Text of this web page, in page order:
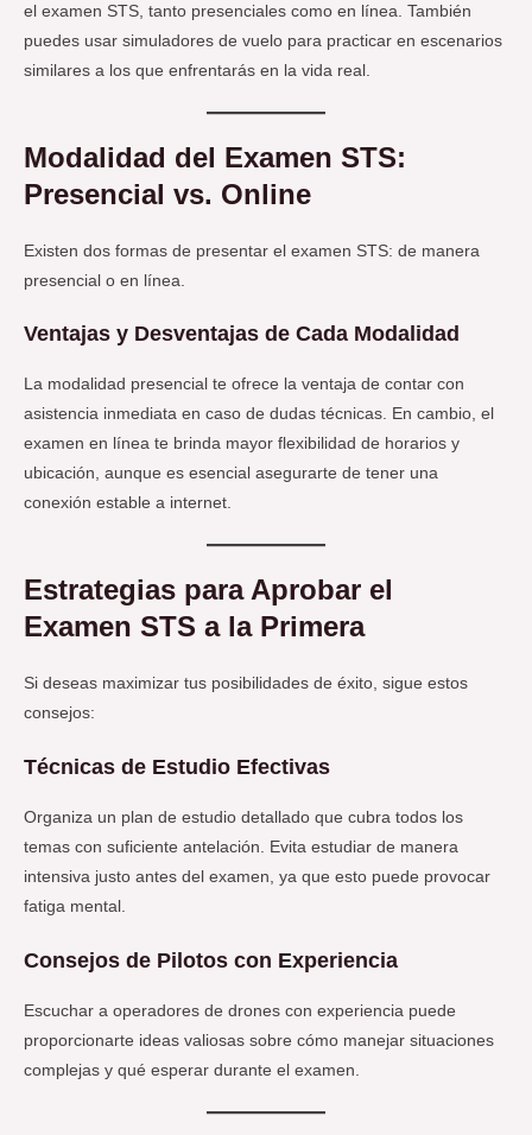
el examen STS, tanto presenciales como en línea. También
puedes usar simuladores de vuelo para practicar en escenarios
similares a los que enfrentarás en la vida real.
Modalidad del Examen STS:
Presencial vs. Online
Existen dos formas de presentar el examen STS: de manera
presencial o en línea.
Ventajas y Desventajas de Cada Modalidad
La modalidad presencial te ofrece la ventaja de contar con
asistencia inmediata en caso de dudas técnicas. En cambio, el
examen en línea te brinda mayor flexibilidad de horarios y
ubicación, aunque es esencial asegurarte de tener una
conexión estable a internet.
Estrategias para Aprobar el
Examen STS a la Primera
Si deseas maximizar tus posibilidades de éxito, sigue estos
consejos:
Técnicas de Estudio Efectivas
Organiza un plan de estudio detallado que cubra todos los
temas con suficiente antelación. Evita estudiar de manera
intensiva justo antes del examen, ya que esto puede provocar
fatiga mental.
Consejos de Pilotos con Experiencia
Escuchar a operadores de drones con experiencia puede
proporcionarte ideas valiosas sobre cómo manejar situaciones
complejas y qué esperar durante el examen.